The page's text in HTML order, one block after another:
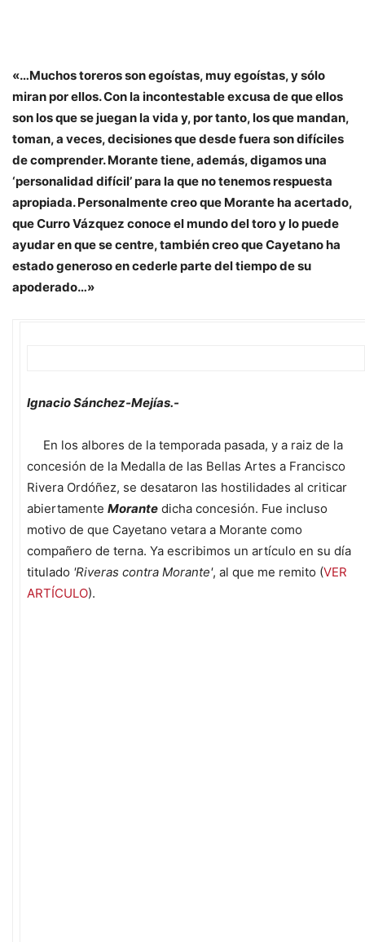
«…Muchos toreros son egoístas, muy egoístas, y sólo
miran por ellos. Con la incontestable excusa de que ellos
son los que se juegan la vida y, por tanto, los que mandan,
toman, a veces, decisiones que desde fuera son difíciles
de comprender. Morante tiene, además, digamos una
‘personalidad difícil’ para la que no tenemos respuesta
apropiada. Personalmente creo que Morante ha acertado,
que Curro Vázquez conoce el mundo del toro y lo puede
ayudar en que se centre, también creo que Cayetano ha
estado generoso en cederle parte del tiempo de su
apoderado…»
Ignacio Sánchez-Mejías.-
En los albores de la temporada pasada, y a raiz de la
concesión de la Medalla de las Bellas Artes a Francisco
Rivera Ordóñez, se desataron las hostilidades al criticar
abiertamente Morante dicha concesión. Fue incluso
motivo de que Cayetano vetara a Morante como
compañero de terna. Ya escribimos un artículo en su día
titulado 'Riveras contra Morante', al que me remito (VER
ARTÍCULO).